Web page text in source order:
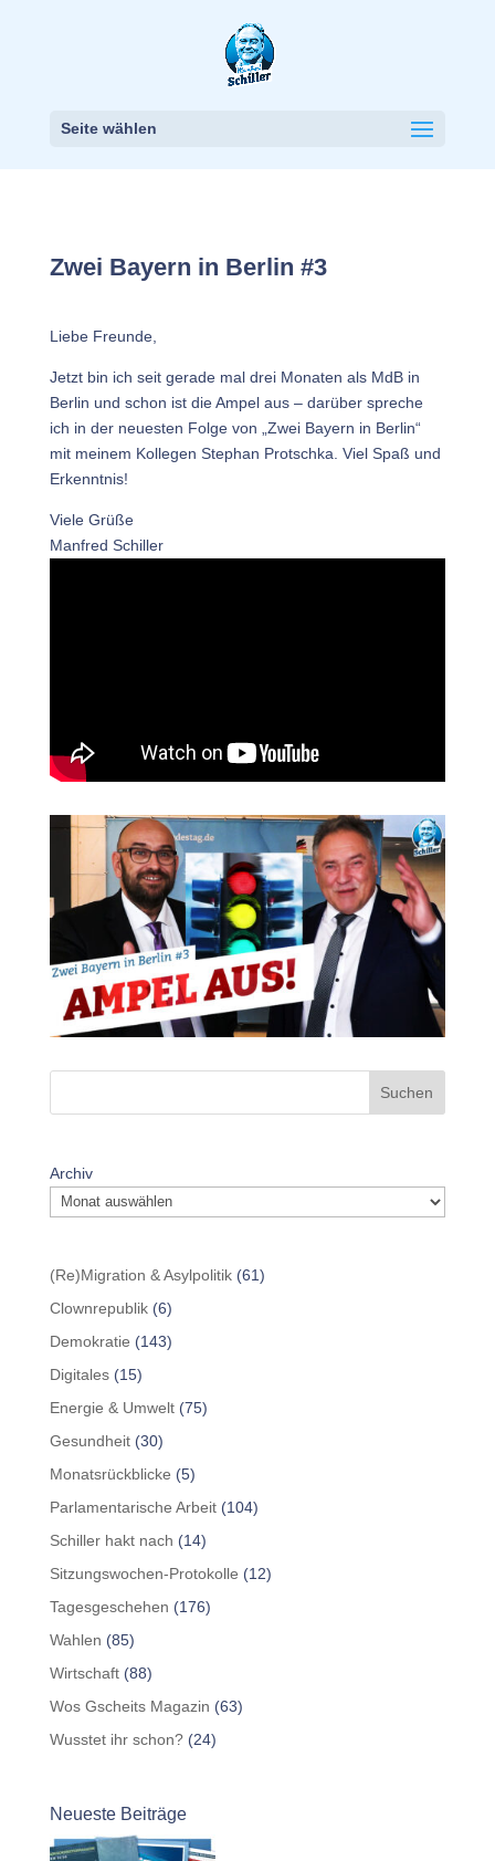
Seite wählen
Zwei Bayern in Berlin #3
Liebe Freunde,
Jetzt bin ich seit gerade mal drei Monaten als MdB in
Berlin und schon ist die Ampel aus – darüber spreche
ich in der neuesten Folge von „Zwei Bayern in Berlin“
mit meinem Kollegen Stephan Protschka. Viel Spaß und
Erkenntnis!
Viele Grüße
Manfred Schiller
Suchen
Archiv
(Re)Migration & Asylpolitik(61)
Clownrepublik(6)
Demokratie (143)
Digitales(15)
Energie & Umwelt(75)
Gesundheit(30)
Monatsrückblicke (5)
Parlamentarische Arbeit(104)
Schiller hakt nach (14)
Sitzungswochen-Protokolle (12)
Tagesgeschehen (176)
Wahlen (85)
Wirtschaft(88)
Wos Gscheits Magazin (63)
Wusstet ihr schon?(24)
Neueste Beiträge